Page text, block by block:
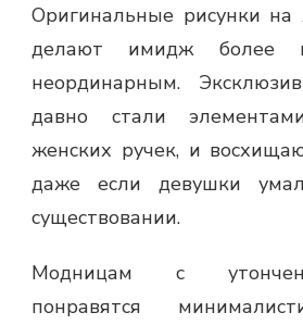
Оригинальные рисунки на
делают имидж более
неординарным.
давно стали
женских ручек, и
даже если девушки
существовании.
Модницам с
понравятся